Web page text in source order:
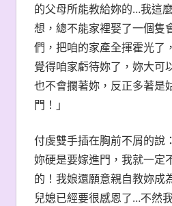
的父母所能教給妳的…我這
想，總不能家裡娶了一個隻
們，把咱的家產全揮霍光了
覺得咱家虧待妳了，妳大可
也不會攔著妳，反正多著是
門！」
付虔雙手插在胸前不屑的說
妳硬是要嫁進門，我就一定
的！我娘還願意親自教妳成
兒媳已經要很感恩了…不然